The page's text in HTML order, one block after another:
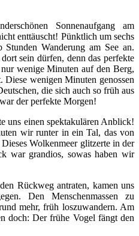
Sonnenaufgang am
enttäuscht! Pünktlich um sechs
Wanderung am See an.
sein dürfen, denn das perfekte
wenige Minuten auf den Berg,
Diese wenigen Minuten genossen
die sich auch so früh aus
der perfekte Morgen!
uns einen spektakulären Anblick!
wir runter in ein Tal, das von
Wolkenmeer glitzerte in der
war grandios, sowas haben wir
Rückweg antraten, kamen uns
Den Menschenmassen zu
mehr, früh loszuwandern. Am
doch: Der frühe Vogel fängt den